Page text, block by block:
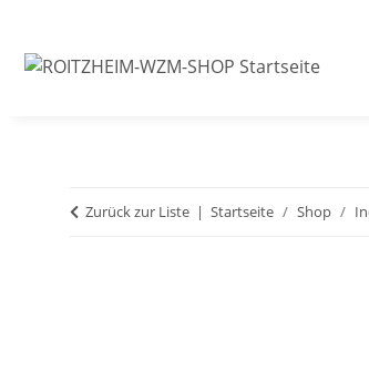
Zurück zur Liste Startseite Shop